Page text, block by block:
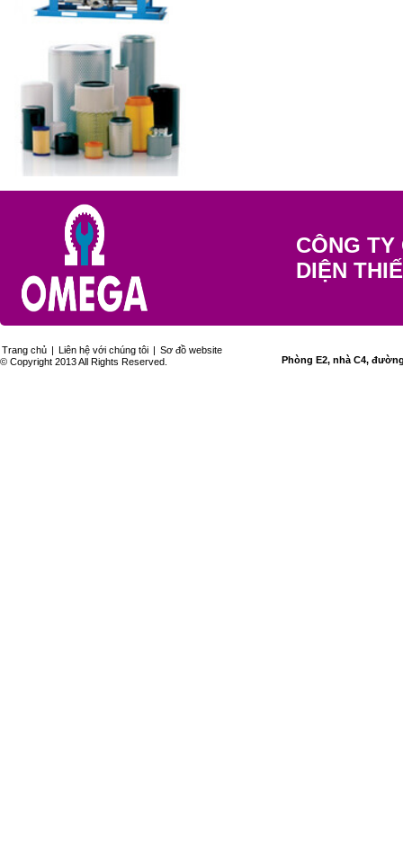
CÔNG
DIỆN
Trang chủ | Liên hệ với chúng tôi | Sơ đồ website
© Copyright 2013 All Rights Reserved.
Phòng E2, nhà C4,